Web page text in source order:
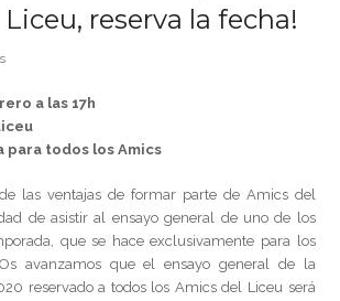
reserva la fecha!
a las 17h
para todos los Amics
las ventajas de formar parte de Amics del
de asistir al ensayo general de uno de los
que se hace exclusivamente para los
avanzamos que el ensayo general de la
reservado a todos los Amics del Liceu será